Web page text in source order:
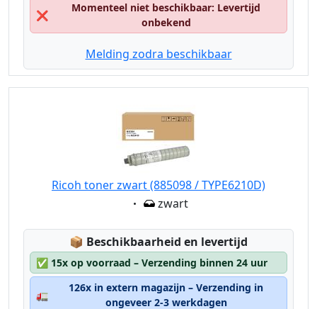
❌
Momenteel niet beschikbaar: Levertijd
onbekend
Melding zodra beschikbaar
Ricoh toner zwart (885098 / TYPE6210D)
Eigenschaft:
zwart
📦 Lagerstatus:
Beschikbaarheid en levertijd
✅ 15x op voorraad – Verzending binnen 24 uur
🚛
126x in extern magazijn – Verzending in
ongeveer 2-3 werkdagen